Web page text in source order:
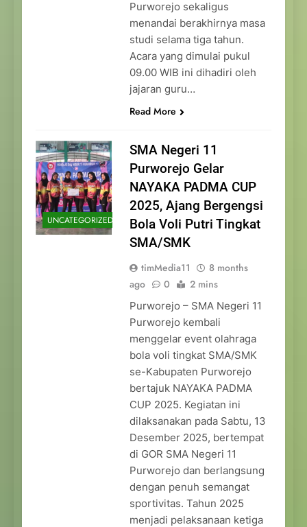
Purworejo sekaligus
menandai berakhirnya masa
studi selama tiga tahun.
Acara yang dimulai pukul
09.00 WIB ini dihadiri oleh
jajaran guru…
Read More
UNCATEGORIZED
SMA Negeri 11
Purworejo Gelar
NAYAKA PADMA CUP
2025, Ajang Bergengsi
Bola Voli Putri Tingkat
SMA/SMK
timMedia11
8 months
ago
0 2 mins
Purworejo – SMA Negeri 11
Purworejo kembali
menggelar event olahraga
bola voli tingkat SMA/SMK
se-Kabupaten Purworejo
bertajuk NAYAKA PADMA
CUP 2025. Kegiatan ini
dilaksanakan pada Sabtu, 13
Desember 2025, bertempat
di GOR SMA Negeri 11
Purworejo dan berlangsung
dengan penuh semangat
sportivitas. Tahun 2025
menjadi pelaksanaan ketiga